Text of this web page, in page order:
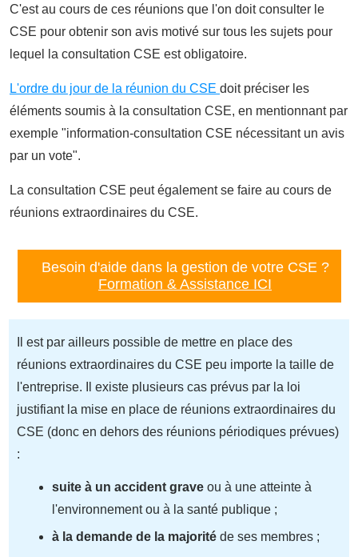
C'est au cours de ces réunions que l'on doit consulter le
CSE pour obtenir son avis motivé sur tous les sujets pour
lequel la consultation CSE est obligatoire.
L'ordre du jour de la réunion du CSE doit préciser les
éléments soumis à la consultation CSE, en mentionnant par
exemple "information-consultation CSE nécessitant un avis
par un vote".
La consultation CSE peut également se faire au cours de
réunions extraordinaires du CSE.
Besoin d'aide dans la gestion de votre CSE ?
Formation & Assistance ICI
Il est par ailleurs possible de mettre en place des
réunions extraordinaires du CSE peu importe la taille de
l'entreprise. Il existe plusieurs cas prévus par la loi
justifiant la mise en place de réunions extraordinaires du
CSE (donc en dehors des réunions périodiques prévues)
:
suite à un accident grave ou à une atteinte à
l'environnement ou à la santé publique ;
à la demande de la majorité de ses membres ;